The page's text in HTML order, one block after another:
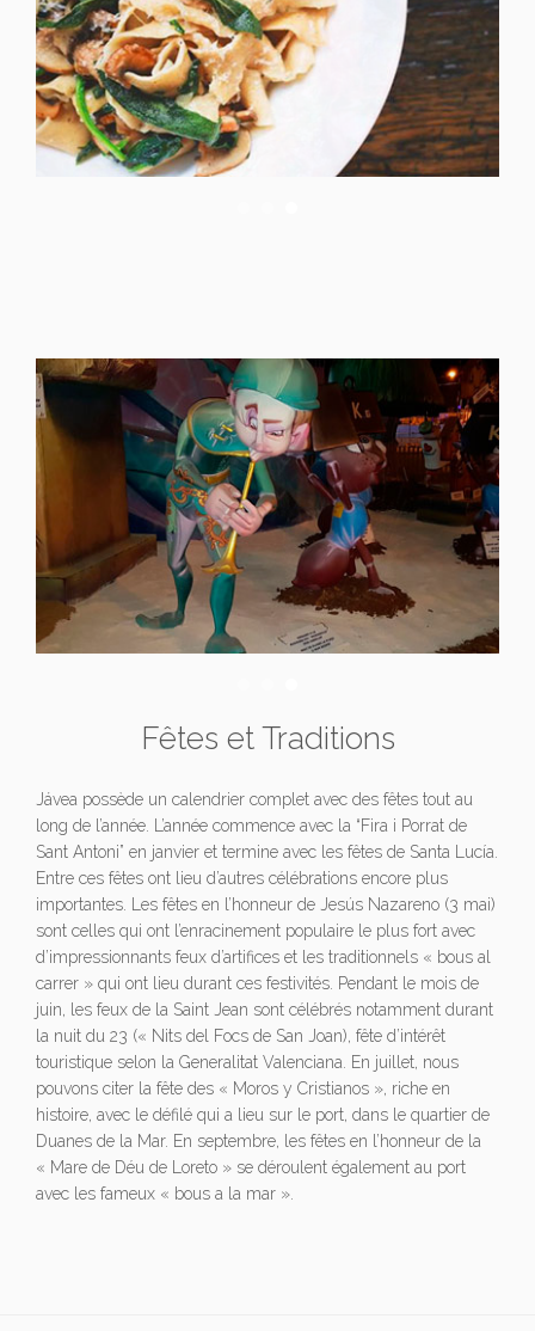
Fêtes et Traditions
Jávea possède un calendrier complet avec des fêtes tout au
long de l’année. L’année commence avec la “Fira i Porrat de
Sant Antoni” en janvier et termine avec les fêtes de Santa Lucía.
Entre ces fêtes ont lieu d’autres célébrations encore plus
importantes. Les fêtes en l’honneur de Jesús Nazareno (3 mai)
sont celles qui ont l’enracinement populaire le plus fort avec
d’impressionnants feux d’artifices et les traditionnels « bous al
carrer » qui ont lieu durant ces festivités. Pendant le mois de
juin, les feux de la Saint Jean sont célébrés notamment durant
la nuit du 23 (« Nits del Focs de San Joan), fête d’intérêt
touristique selon la Generalitat Valenciana. En juillet, nous
pouvons citer la fête des « Moros y Cristianos », riche en
histoire, avec le défilé qui a lieu sur le port, dans le quartier de
Duanes de la Mar. En septembre, les fêtes en l’honneur de la
« Mare de Déu de Loreto » se déroulent également au port
avec les fameux « bous a la mar ».